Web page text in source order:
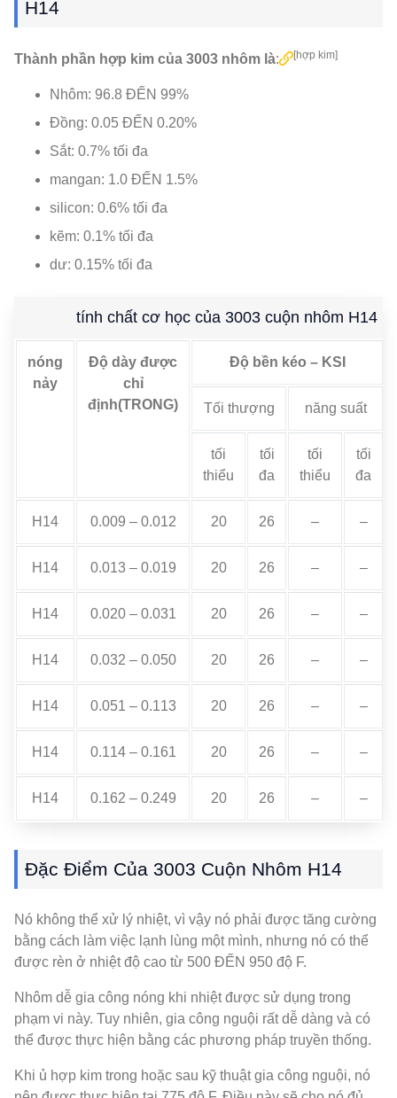
H14
Thành phần hợp kim của 3003 nhôm là: [hợp kim]
Nhôm: 96.8 ĐẾN 99%
Đồng: 0.05 ĐẾN 0.20%
Sắt: 0.7% tối đa
mangan: 1.0 ĐẾN 1.5%
silicon: 0.6% tối đa
kẽm: 0.1% tối đa
dư: 0.15% tối đa
tính chất cơ học của 3003 cuộn nhôm H14
nóng
nảy
Độ dày được
chỉ
định(TRONG)
Độ bền kéo – KSI
Tối thượng năng suất
tối
thiểu
tối
đa
tối
thiểu
tối
đa
H14 0.009 – 0.012 20 26 – –
H14 0.013 – 0.019 20 26 – –
H14 0.020 – 0.031 20 26 – –
H14 0.032 – 0.050 20 26 – –
H14 0.051 – 0.113 20 26 – –
H14 0.114 – 0.161 20 26 – –
H14 0.162 – 0.249 20 26 – –
Đặc Điểm Của 3003 Cuộn Nhôm H14
Nó không thể xử lý nhiệt, vì vậy nó phải được tăng cường
bằng cách làm việc lạnh lùng một mình, nhưng nó có thể
được rèn ở nhiệt độ cao từ 500 ĐẾN 950 độ F.
Nhôm dễ gia công nóng khi nhiệt được sử dụng trong
phạm vi này. Tuy nhiên, gia công nguội rất dễ dàng và có
thể được thực hiện bằng các phương pháp truyền thống.
Khi ủ hợp kim trong hoặc sau kỹ thuật gia công nguội, nó